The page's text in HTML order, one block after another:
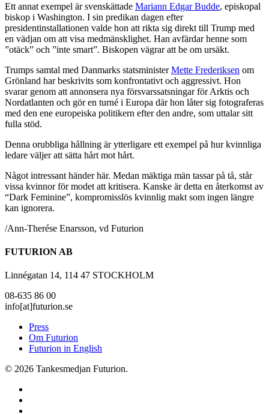
Ett annat exempel är svenskättade Mariann Edgar Budde, episkopal
biskop i Washington. I sin predikan dagen efter
presidentinstallationen valde hon att rikta sig direkt till Trump med
en vädjan om att visa medmänsklighet. Han avfärdar henne som
”otäck” och ”inte smart”. Biskopen vägrar att be om ursäkt.
Trumps samtal med Danmarks statsministerMette Frederiksen om
Grönland har beskrivits som konfrontativt och aggressivt. Hon
svarar genom att annonsera nya försvarssatsningar för Arktis och
Nordatlanten och gör en turné i Europa där hon låter sig fotograferas
med den ene europeiska politikern efter den andre, som uttalar sitt
fulla stöd.
Denna orubbliga hållning är ytterligare ett exempel på hur kvinnliga
ledare väljer att sätta hårt mot hårt.
Något intressant händer här. Medan mäktiga män tassar på tå, står
vissa kvinnor för modet att kritisera. Kanske är detta en återkomst av
“Dark Feminine”, kompromisslös kvinnlig makt som ingen längre
kan ignorera.
/Ann-Therése Enarsson, vd Futurion
FUTURION AB
Linnégatan 14, 114 47 STOCKHOLM
08-635 86 00
info[at]futurion.se
Press
Om Futurion
Futurion in English
© 2026 Tankesmedjan Futurion.